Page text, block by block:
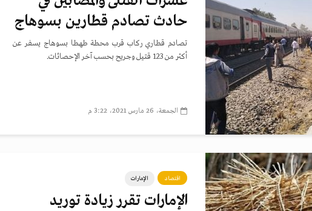
حادث تصادم قطارين بسوهاج
تصادم قطاري ركاب قرب محطة طهطا بسوهاج يسفر عن
أكثر من 123 قتيل وجريح بحسب آخر الإحصائات.
الجمعة، 26 مارس 2021، 3:22 م
اقتصاد الإمارات
الإمارات تقرر زيادة توريد